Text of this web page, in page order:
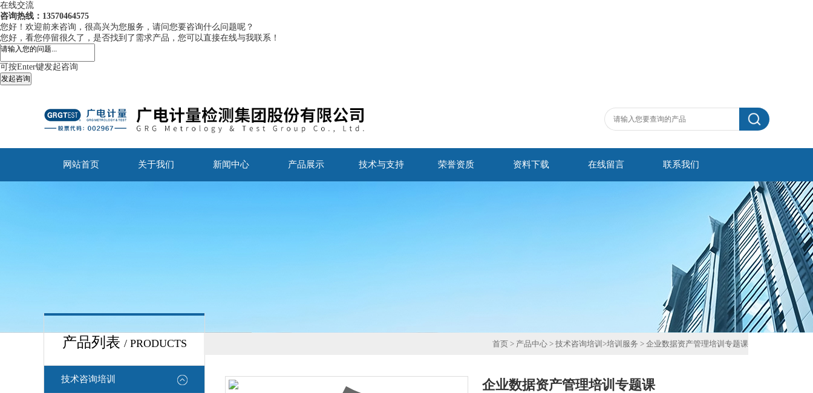
在线交流
咨询热线：13570464575
您好！欢迎前来咨询，很高兴为您服务，请问您要咨询什么问题呢？
您好，看您停留很久了，是否找到了需求产品，您可以直接在线与我联系！
可按Enter键发起咨询
发起咨询
网站首页 关于我们 新闻中心 产品展示 技术与支持 荣誉资质 资料下载 在线留言 联系我们
产品列表 / PRODUCTS
技术咨询培训
首页 > 产品中心 > 技术咨询培训 >培训服务 > 企业数据资产管理培训专题课
企业数据资产管理培训专题课